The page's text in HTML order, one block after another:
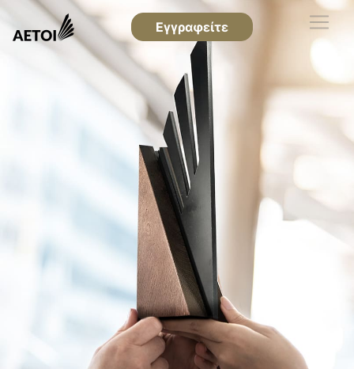
Εγγραφείτε